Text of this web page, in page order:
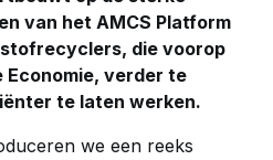
van het AMCS Platform
die voorop
Economie, verder te
te laten werken.
we een reeks